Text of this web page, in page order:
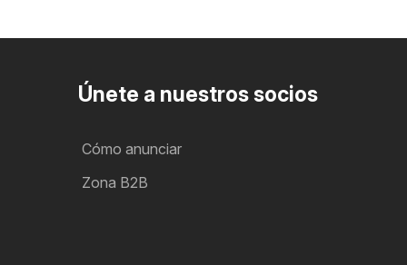
Únete a nuestros socios
Cómo anunciar
Zona B2B